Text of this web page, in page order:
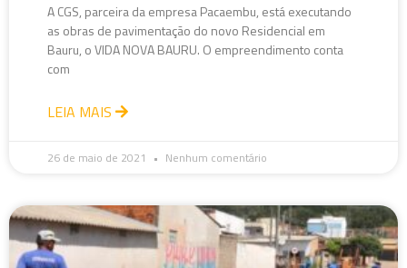
A CGS, parceira da empresa Pacaembu, está executando
as obras de pavimentação do novo Residencial em
Bauru, o VIDA NOVA BAURU. O empreendimento conta
com
LEIA MAIS
26 de maio de 2021 Nenhum comentário